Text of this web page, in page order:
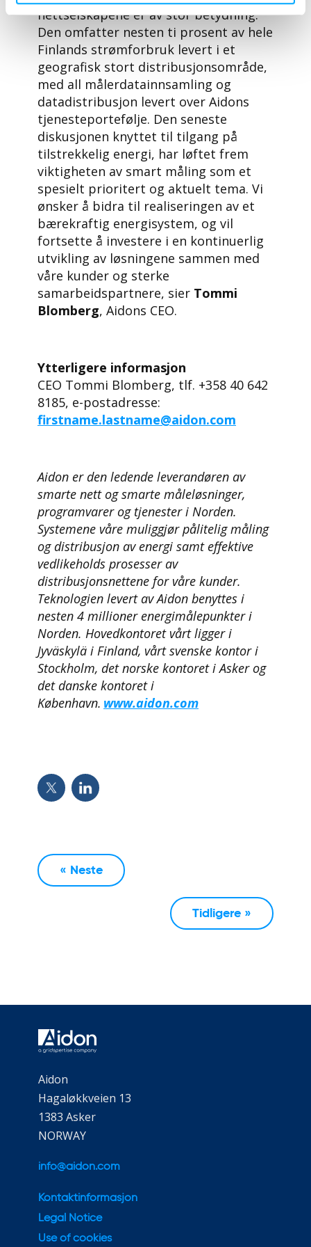
nettselskapene er av stor betydning.
Den omfatter nesten ti prosent av hele
Finlands strømforbruk levert i et
geografisk stort distribusjonsområde,
med all målerdatainnsamling og
datadistribusjon levert over Aidons
tjenesteportefølje. Den seneste
diskusjonen knyttet til tilgang på
tilstrekkelig energi, har løftet frem
viktigheten av smart måling som et
spesielt prioritert og aktuelt tema. Vi
ønsker å bidra til realiseringen av et
bærekraftig energisystem, og vil
fortsette å investere i en kontinuerlig
utvikling av løsningene sammen med
våre kunder og sterke
samarbeidspartnere, sier Tommi
Blomberg, Aidons CEO.
Ytterligere informasjon
CEO Tommi Blomberg, tlf. +358 40 642
8185, e-postadresse:
firstname.lastname@aidon.com
Aidon er den ledende leverandøren av
smarte nett og smarte måleløsninger,
programvarer og tjenester i Norden.
Systemene våre muliggjør pålitelig måling
og distribusjon av energi samt effektive
vedlikeholds prosesser av
distribusjonsnettene for våre kunder.
Teknologien levert av Aidon benyttes i
nesten 4 millioner energimålepunkter i
Norden. Hovedkontoret vårt ligger i
Jyväskylä i Finland, vårt svenske kontor i
Stockholm, det norske kontoret i Asker og
det danske kontoret i
København. www.aidon.com
« Neste
Tidligere »
Aidon
Hagaløkkveien 13
1383 Asker
NORWAY
info@aidon.com
Kontaktinformasjon
Legal Notice
Use of cookies